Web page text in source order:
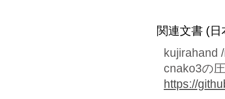
関連文書 (日
kujirahand
cnako3の
https://